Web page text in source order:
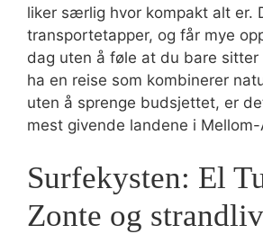
liker særlig hvor kompakt alt er.
transportetapper, og får mye
dag uten å føle at du bare sitter
ha en reise som kombinerer
uten å sprenge budsjettet, er
mest givende landene i
Surfekysten: El
Zonte og